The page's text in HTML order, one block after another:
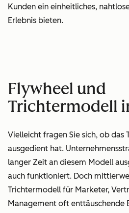
Kunden ein einheitliches,
Erlebnis bieten.
Flywheel und
Trichtermodell
Vielleicht fragen Sie sich, ob das
ausgedient hat.
langer Zeit an diesem Modell
auch funktioniert. Doch
Trichtermodell für Marketer,
Management oft enttäuschende